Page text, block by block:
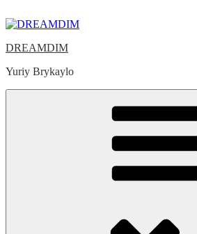
to
DREAMDIM
Yuriy Brykaylo